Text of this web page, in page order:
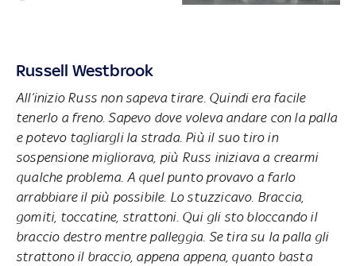
Russell Westbrook
All’inizio Russ non sapeva tirare. Quindi era facile
tenerlo a freno. Sapevo dove voleva andare con la palla
e potevo tagliargli la strada. Più il suo tiro in
sospensione migliorava, più Russ iniziava a crearmi
qualche problema. A quel punto provavo a farlo
arrabbiare il più possibile. Lo stuzzicavo. Braccia,
gomiti, toccatine, strattoni. Qui gli sto bloccando il
braccio destro mentre palleggia. Se tira su la palla gli
strattono il braccio, appena appena, quanto basta